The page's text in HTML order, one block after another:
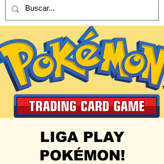
LIGA PLAY
POKÉMON!